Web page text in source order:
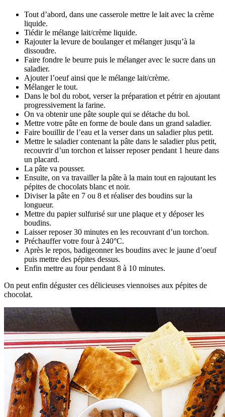
Tout d’abord, dans une casserole mettre le lait avec la crème
liquide.
Tiédir le mélange lait/crème liquide.
Rajouter la levure de boulanger et mélanger jusqu’à la
dissoudre.
Faire fondre le beurre puis le mélanger avec le sucre dans un
saladier.
Ajouter l’oeuf ainsi que le mélange lait/crème.
Mélanger le tout.
Dans le bol du robot, verser la préparation et pétrir en ajoutant
progressivement la farine.
On va obtenir une pâte souple qui se détache du bol.
Mettre votre pâte en forme de boule dans un grand saladier.
Faire bouillir de l’eau et la verser dans un saladier plus petit.
Mettre le saladier contenant la pâte dans le saladier plus petit,
recouvrir d’un torchon et laisser reposer pendant 1 heure dans
un placard.
La pâte va pousser.
Ensuite, on va travailler la pâte à la main tout en rajoutant les
pépites de chocolats blanc et noir.
Diviser la pâte en 7 ou 8 et réaliser des boudins sur la
longueur.
Mettre du papier sulfurisé sur une plaque et y déposer les
boudins.
Laisser reposer 30 minutes en les recouvrant d’un torchon.
Préchauffer votre four à 240°C.
Après le repos, badigeonner les boudins avec le jaune d’oeuf
puis mettre des pépites dessus.
Enfin mettre au four pendant 8 à 10 minutes.
On peut enfin déguster ces délicieuses viennoises aux pépites de
chocolat.